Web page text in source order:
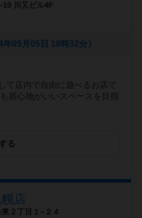
10 川又ビル4F
05月05日 18時32分）
て店内で自由に遊べるお店で
居心地がいいスペースを目指
る
店
２丁目１−２４